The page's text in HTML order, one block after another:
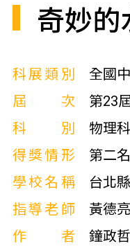
奇妙的
科展類別
全國
屆次
第23
科別
物理科
得獎情形
第二名
學校名稱
台北
指導老師
黃德亮
作者
鐘政